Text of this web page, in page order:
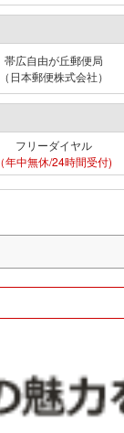
帯広自由が丘郵便局
（日本郵便株式会社）
フリーダイヤル
（年中無休/24時間受付)